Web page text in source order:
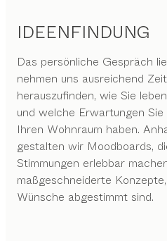
IDEENFINDUNG
Das persönliche Gespräch
nehmen uns ausreichend
herauszufinden, wie Sie
und welche Erwartungen
Ihren Wohnraum haben.
gestalten wir Moodboards,
Stimmungen erlebbar
maßgeschneiderte
Wünsche abgestimmt sind.